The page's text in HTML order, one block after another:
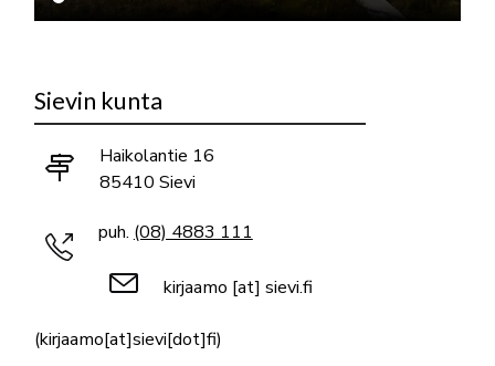
Sievin kunta
Haikolantie 16
85410 Sievi
puh. (08) 4883 111
kirjaamo [at] sievi.fi
(kirjaamo[at]sievi[dot]fi)